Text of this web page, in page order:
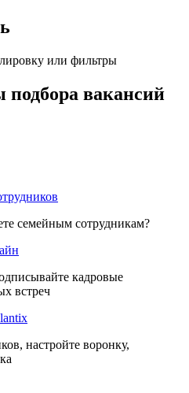
или фильтры
вакансий
семейным сотрудникам?
кадровые
встреч
настройте воронку,